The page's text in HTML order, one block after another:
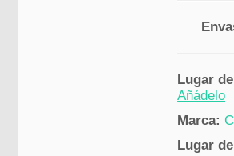
Lugar
Añádelo
Marca:
Lugar